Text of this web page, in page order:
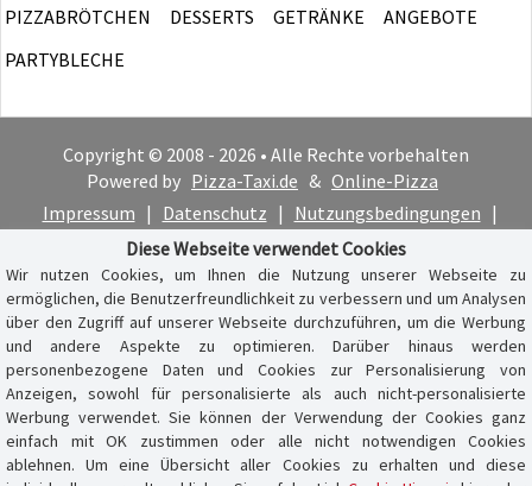
PIZZABRÖTCHEN
DESSERTS GETRÄNKE
ANGEBOTE
PARTYBLECHE
Copyright © 2008 - 2026 • Alle Rechte vorbehalten
Powered by Pizza-Taxi.de & Online-Pizza
Impressum | Datenschutz | Nutzungsbedingungen |
Cookie-Hinweis
Diese Webseite verwendet Cookies
Wir nutzen Cookies, um Ihnen die Nutzung unserer Webseite zu
ermöglichen, die Benutzerfreundlichkeit zu verbessern und um Analysen
über den Zugriff auf unserer Webseite durchzuführen, um die Werbung
und andere Aspekte zu optimieren. Darüber hinaus werden
personenbezogene Daten und Cookies zur Personalisierung von
Anzeigen, sowohl für personalisierte als auch nicht-personalisierte
Werbung verwendet. Sie können der Verwendung der Cookies ganz
einfach mit OK zustimmen oder alle nicht notwendigen Cookies
ablehnen. Um eine Übersicht aller Cookies zu erhalten und diese